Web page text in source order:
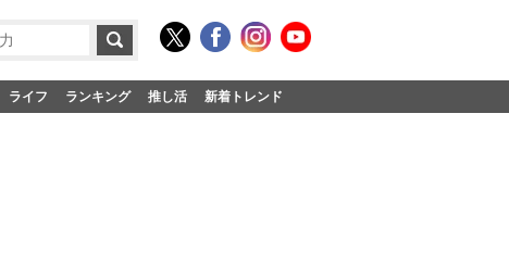
ライフ ランキング 推し活 新着トレンド